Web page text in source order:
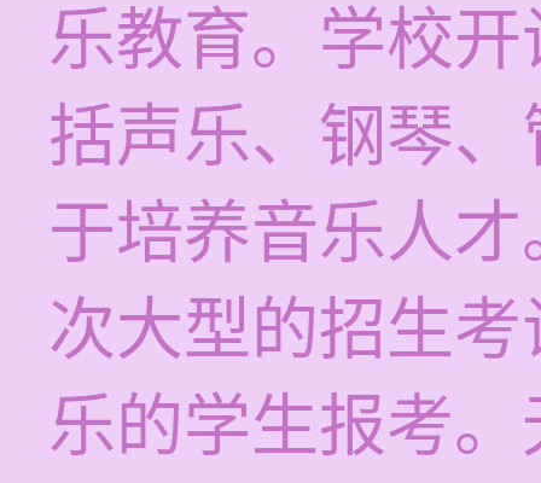
乐教育。学校
括声乐、钢琴
于培养音乐人
次大型的招生
乐的学生报考